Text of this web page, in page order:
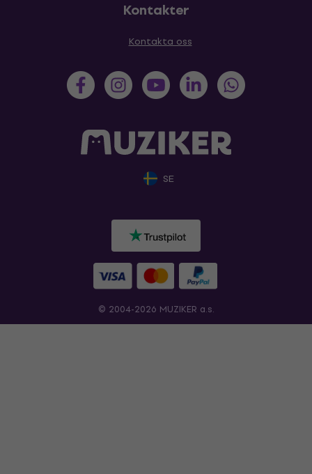
Kontakter
Kontakta oss
SE
© 2004-2026 MUZIKER a.s.